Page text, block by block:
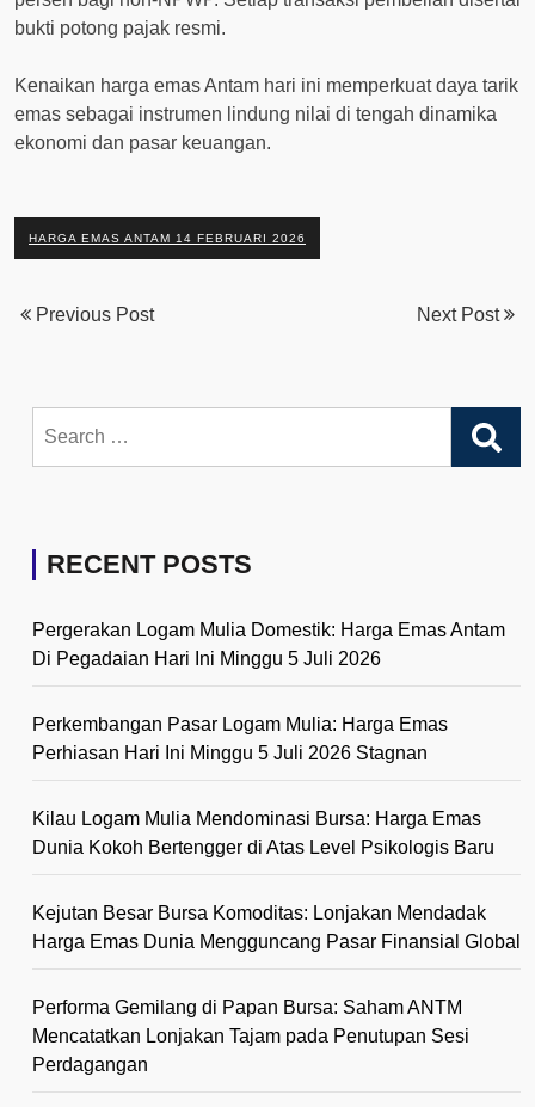
bukti potong pajak resmi.
Kenaikan harga emas Antam hari ini memperkuat daya tarik
emas sebagai instrumen lindung nilai di tengah dinamika
ekonomi dan pasar keuangan.
HARGA EMAS ANTAM 14 FEBRUARI 2026
Previous Post Next Post
for:
RECENT POSTS
Pergerakan Logam Mulia Domestik: Harga Emas Antam
Di Pegadaian Hari Ini Minggu 5 Juli 2026
Perkembangan Pasar Logam Mulia: Harga Emas
Perhiasan Hari Ini Minggu 5 Juli 2026 Stagnan
Kilau Logam Mulia Mendominasi Bursa: Harga Emas
Dunia Kokoh Bertengger di Atas Level Psikologis Baru
Kejutan Besar Bursa Komoditas: Lonjakan Mendadak
Harga Emas Dunia Mengguncang Pasar Finansial Global
Performa Gemilang di Papan Bursa: Saham ANTM
Mencatatkan Lonjakan Tajam pada Penutupan Sesi
Perdagangan